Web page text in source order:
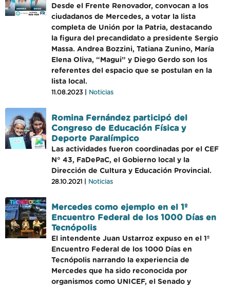
Desde el Frente Renovador, convocan a los
ciudadanos de Mercedes, a votar la lista
completa de Unión por la Patria, destacando
la figura del precandidato a presidente Sergio
Massa. Andrea Bozzini, Tatiana Zunino, María
Elena Oliva, “Magui” y Diego Gerdo son los
referentes del espacio que se postulan en la
lista local.
11.08.2023 | Noticias
Romina Fernández participó del
Congreso de Educación Física y
Deporte Paralímpico
Las actividades fueron coordinadas por el CEF
N° 43, FaDePaC, el Gobierno local y la
Dirección de Cultura y Educación Provincial.
28.10.2021 | Noticias
Mercedes como ejemplo en el 1º
Encuentro Federal de los 1000 Días en
Tecnópolis
El intendente Juan Ustarroz expuso en el 1º
Encuentro Federal de los 1000 Días en
Tecnópolis narrando la experiencia de
Mercedes que ha sido reconocida por
organismos como UNICEF, el Senado y